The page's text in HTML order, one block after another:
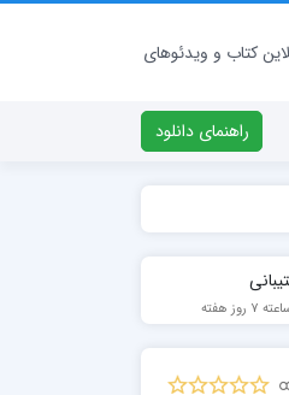
راهنمای دانلود